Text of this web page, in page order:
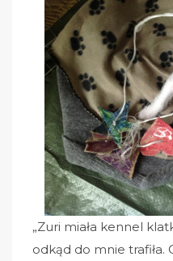
„Zuri miała kennel
odkąd do mnie trafiła.